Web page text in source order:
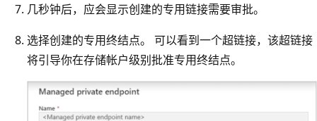
几秒钟后，应会显示创建的专用链接需要审批。
选择创建的专用终结点。 可以看到一个超链接，该超链接
将引导你在存储帐户级别批准专用终结点。